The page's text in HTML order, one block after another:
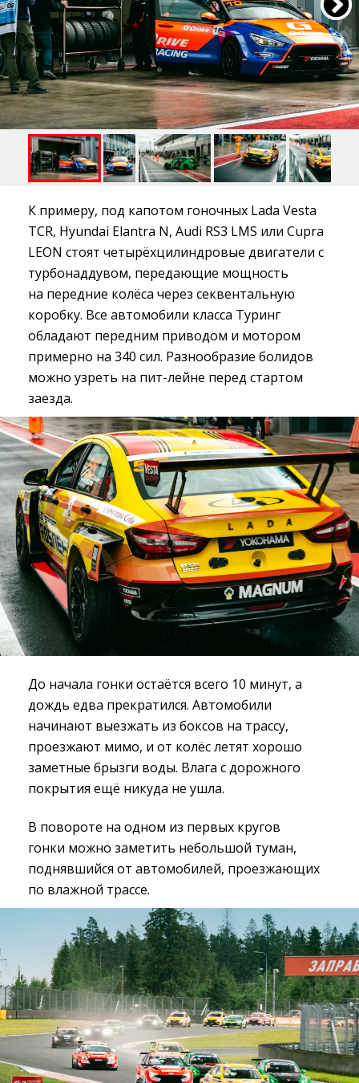
К примеру, под капотом гоночных Lada Vesta
TCR, Hyundai Elantra N, Audi RS3 LMS или Cupra
LEON стоят четырёхцилиндровые двигатели с
турбонаддувом, передающие мощность
на передние колёса через секвентальную
коробку. Все автомобили класса Туринг
обладают передним приводом и мотором
примерно на 340 сил. Разнообразие болидов
можно узреть на пит-лейне перед стартом
заезда.
До начала гонки остаётся всего 10 минут, а
дождь едва прекратился. Автомобили
начинают выезжать из боксов на трассу,
проезжают мимо, и от колёс летят хорошо
заметные брызги воды. Влага с дорожного
покрытия ещё никуда не ушла.
В повороте на одном из первых кругов
гонки можно заметить небольшой туман,
поднявшийся от автомобилей, проезжающих
по влажной трассе.